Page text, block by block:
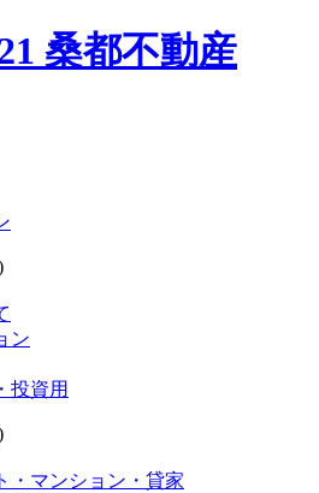
ン
投資用
・マンション・貸家